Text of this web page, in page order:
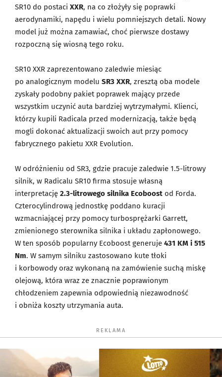
SR10 do postaci XXR, na co złożyły się poprawki
aerodynamiki, napędu i wielu pomniejszych detali. Nowy
model już można zamawiać, choć pierwsze dostawy
rozpoczną się wiosną tego roku.
SR10 XXR zaprezentowano zaledwie miesiąc
po analogicznym modelu SR3 XXR, zresztą oba modele
zyskały podobny pakiet poprawek mający przede
wszystkim uczynić auta bardziej wytrzymałymi. Klienci,
którzy kupili Radicala przed modernizacją, także będą
mogli dokonać aktualizacji swoich aut przy pomocy
fabrycznego pakietu XXR Evolution.
W odróżnieniu od SR3, gdzie pracuje zaledwie 1.5-litrowy
silnik, w Radicalu SR10 firma stosuje własną
interpretację 2.3-litrowego silnika Ecoboost od Forda.
Czterocylindrową jednostkę poddano kuracji
wzmacniającej przy pomocy turbosprężarki Garrett,
zmienionego sterownika silnika i układu zapłonowego.
W ten sposób popularny Ecoboost generuje 431 KM i 515
Nm. W samym silniku zastosowano kute tłoki
i korbowody oraz wykonaną na zamówienie suchą miskę
olejową, która wraz ze znacznie poprawionym
chłodzeniem zapewnia odpowiednią niezawodność
i obniża koszty utrzymania auta.
REKLAMA